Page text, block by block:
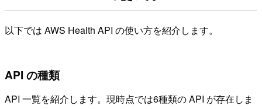
以下では AWS Health API の使い方を紹介します。
API の種類
API 一覧を紹介します。現時点では6種類の API が存在しま